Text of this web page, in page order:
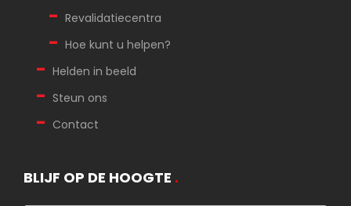
Revalidatiecentra
Hoe kunt u helpen?
Helden in beeld
Steun ons
Contact
BLIJF OP DE HOOGTE .